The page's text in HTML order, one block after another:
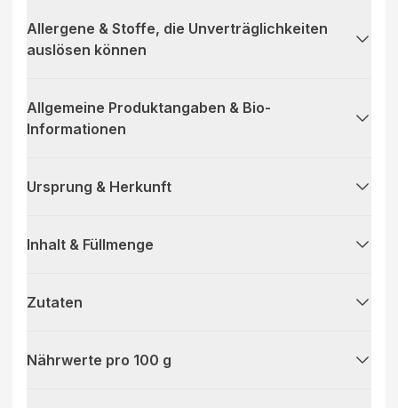
Allergene & Stoffe, die Unverträglichkeiten
auslösen können
Allgemeine Produktangaben & Bio-
Informationen
Ursprung & Herkunft
Inhalt & Füllmenge
Zutaten
Nährwerte pro 100 g